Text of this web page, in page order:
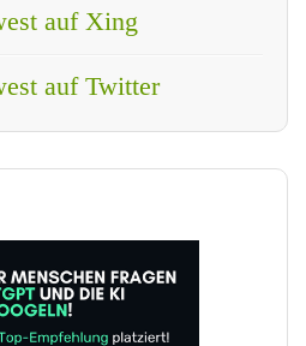
auf Xing
auf Twitter